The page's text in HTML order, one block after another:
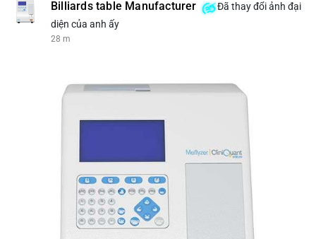
Billiards table Manufacturer
Đã thay đổi ảnh đại
diện của anh ấy
28 m